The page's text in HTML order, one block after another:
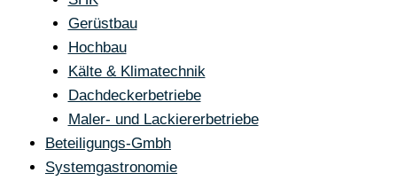
Gerüstbau
Hochbau
Kälte & Klimatechnik
Dachdeckerbetriebe
Maler- und Lackiererbetriebe
Beteiligungs-Gmbh
Systemgastronomie